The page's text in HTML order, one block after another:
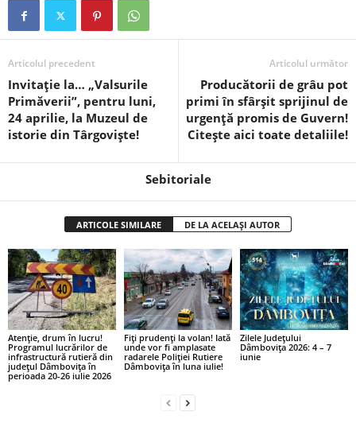
Articolul precedent
Invitație la… „Valsurile
Primăverii”, pentru luni,
24 aprilie, la Muzeul de
istorie din Târgoviște!
Articolul următor
Producătorii de grâu pot
primi în sfârșit sprijinul de
urgență promis de Guvern!
Citește aici toate detaliile!
Sebitoriale
ARTICOLE SIMILARE DE LA ACELAȘI AUTOR
Atenție, drum în lucru!
Programul lucrărilor de
infrastructură rutieră din
județul Dâmbovița în
perioada 20-26 iulie 2026
Fiți prudenți la volan! Iată
unde vor fi amplasate
radarele Poliției Rutiere
Dâmbovița în luna iulie!
Zilele Județului
Dâmbovița 2026: 4 – 7
iunie